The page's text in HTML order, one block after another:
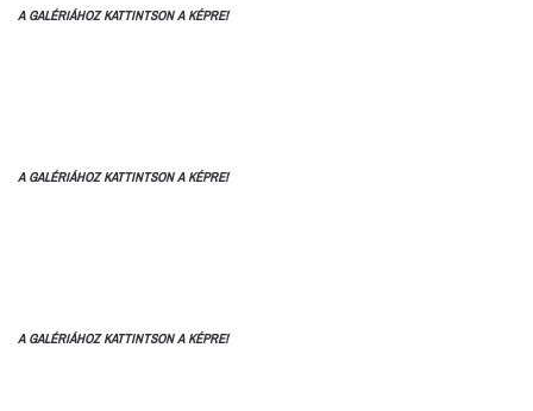
A GALÉRIÁHOZ KATTINTSON A KÉPRE!
A GALÉRIÁHOZ KATTINTSON A KÉPRE!
A GALÉRIÁHOZ KATTINTSON A KÉPRE!